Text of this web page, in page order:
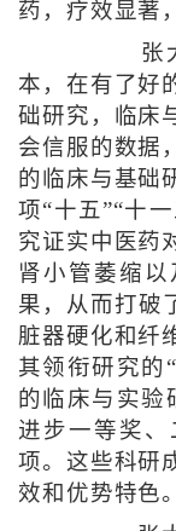
药，疗效显著
张大
本，在有了好
础研究，临床
会信服的数据
的临床与基础
项“十五”“十
究证实中医药
肾小管萎缩
果，从而打破
脏器硬化和纤
其领衔研究的
的临床与实验
进步一等奖
项。这些科研
效和优势特色。